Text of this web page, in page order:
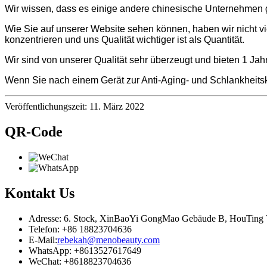
Wir wissen, dass es einige andere chinesische
Wie Sie auf unserer Website sehen können, haben wir nicht
konzentrieren und uns Qualität wichtiger ist als Quantität.
Wir sind von unserer Qualität sehr überzeugt und bieten 1
Wenn Sie nach einem Gerät zur Anti-Aging- und
Veröffentlichungszeit: 11. März 2022
QR-Code
Kontakt Us
Adresse: 6. Stock, XinBaoYi GongMao Gebäude B,
Telefon: +86 18823704636
E-Mail:rebekah@menobeauty.com
WhatsApp: +8613527617649
WeChat: +8618823704636